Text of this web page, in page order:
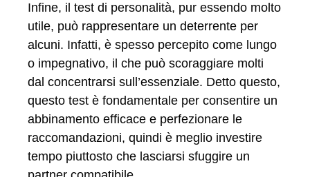
Infine, il test di personalità, pur essendo molto
utile, può rappresentare un deterrente per
alcuni. Infatti, è spesso percepito come lungo
o impegnativo, il che può scoraggiare molti
dal concentrarsi sull’essenziale. Detto questo,
questo test è fondamentale per consentire un
abbinamento efficace e perfezionare le
raccomandazioni, quindi è meglio investire
tempo piuttosto che lasciarsi sfuggire un